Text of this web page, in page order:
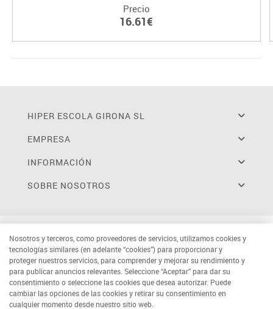
Precio
16.61€
HIPER ESCOLA GIRONA SL
EMPRESA
INFORMACIÓN
SOBRE NOSOTROS
Nosotros y terceros, como proveedores de servicios, utilizamos cookies y
tecnologías similares (en adelante “cookies”) para proporcionar y
proteger nuestros servicios, para comprender y mejorar su rendimiento y
para publicar anuncios relevantes. Seleccione “Aceptar” para dar su
consentimiento o seleccione las cookies que desea autorizar. Puede
cambiar las opciones de las cookies y retirar su consentimiento en
cualquier momento desde nuestro sitio web.